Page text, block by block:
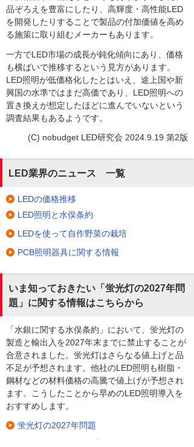
品ぞろえを豊富にしたり、高輝度・高性能LED
を開発したりすることで製品の付加価値を高め
る施策に取り組むメーカーもあります。
一方でLED市場の成長が鈍化傾向にあり、価格
も横ばいで推移するという見方があります。
LED照明が低価格化したとはいえ、途上国や新
興国の水準ではまだ高価であり、LED照明への
置き換えが想定したほどに進んでいないという
調査結果もあるようです。
(C) nobudget LED研究会 2024.9.19 第2版
LED業界のニュース 一覧
LEDの価格推移
LED照明と水俣条約
LEDを使って自作野菜の栽培
PCB照明器具に関する情報
いま知っておきたい「蛍光灯の2027年問
題」に関する情報はこちらから
「水銀に関する水俣条約」において、蛍光灯の
製造と輸出入を2027年末までに禁止することが
合意されました。蛍光灯はさらなる値上げと品
不足が予想されます。他社のLED照明も樹脂・
鋼材などの材料価格の高騰で値上げが予想され
ます。こうしたことから早めのLED照明導入を
おすすめします。
蛍光灯の2027年問題